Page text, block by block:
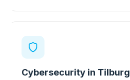
Cybersecurity in Tilburg